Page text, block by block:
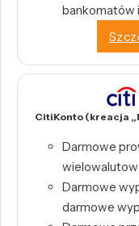
bankomatów
CitiKonto (kreacja
Darmowe
Darmowe
darmowe